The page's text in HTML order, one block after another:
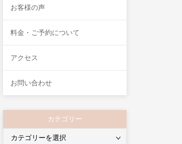
お客様の声
料金・ご予約について
アクセス
お問い合わせ
カテゴリー